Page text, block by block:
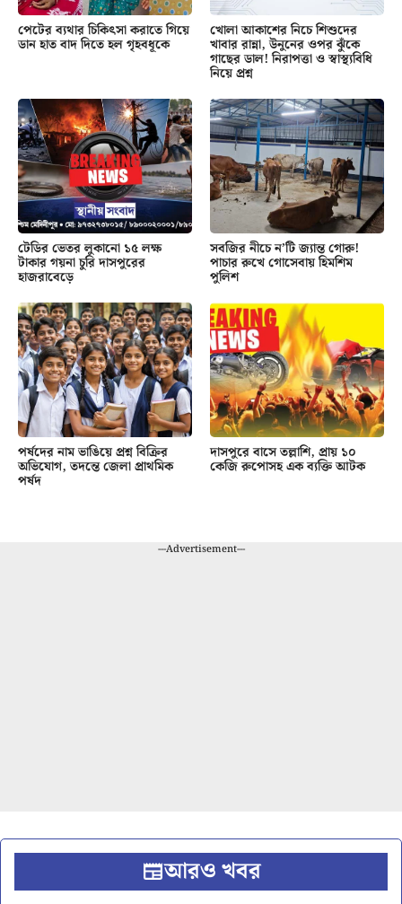
পেটের ব্যথার চিকিৎসা করাতে গিয়ে
ডান হাত বাদ দিতে হল গৃহবধূকে
খোলা আকাশের নিচে শিশুদের
খাবার রান্না, উনুনের ওপর ঝুঁকে
গাছের ডাল! নিরাপত্তা ও স্বাস্থ্যবিধি
নিয়ে প্রশ্ন
টেডির ভেতর লুকানো ১৫ লক্ষ
টাকার গয়না চুরি দাসপুরের
হাজরাবেড়ে
সবজির নীচে ন’টি জ্যান্ত গোরু!
পাচার রুখে গোসেবায় হিমশিম
পুলিশ
পর্ষদের নাম ভাঙিয়ে প্রশ্ন বিক্রির
অভিযোগ, তদন্তে জেলা প্রাথমিক
পর্ষদ
দাসপুরে বাসে তল্লাশি, প্রায় ১০
কেজি রুপোসহ এক ব্যক্তি আটক
---Advertisement---
আরও খবর